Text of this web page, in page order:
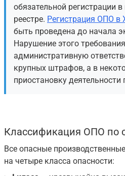
обязательной регистрации
реестре. Регистрация ОПО в
быть проведена до начала
Нарушение этого
административную
крупных штрафов, а в
приостановку деятельности
Классификация ОПО по
Все опасные
на четыре класса опасности: